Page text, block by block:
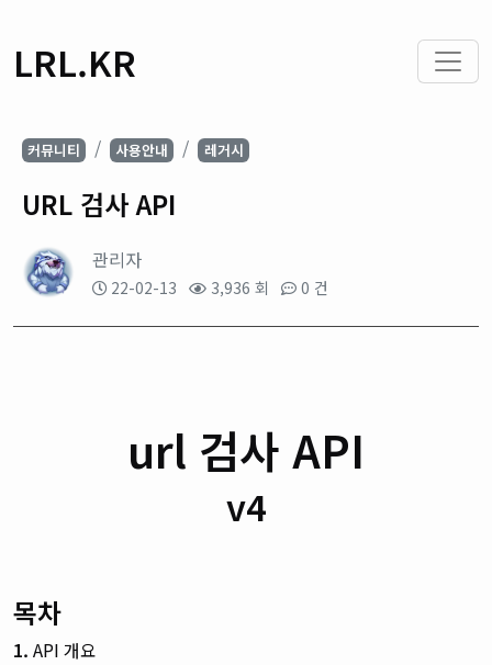
LRL.KR
커뮤니티 사용안내 레거시
URL 검사 API
관리자
22-02-13 3,936 회 0 건
url 검사 API
v4
목차
1. API 개요